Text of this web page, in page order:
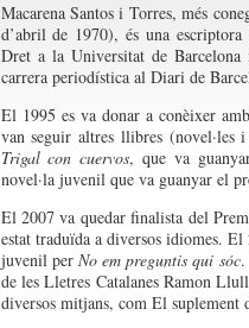
Macarena Santos i Torres, més
d’abril de 1970), és una
Dret a la Universitat de
carrera periodística al Diari de
El 1995 es va donar a conèixer
van seguir altres llibres (novel·les
Trigal con cuervos, que va
novel·la juvenil que va guanyar el
El 2007 va quedar finalista del
estat traduïda a diversos idiomes.
juvenil per No em preguntis qui sóc.
de les Lletres Catalanes Ramon
diversos mitjans, com El suplement